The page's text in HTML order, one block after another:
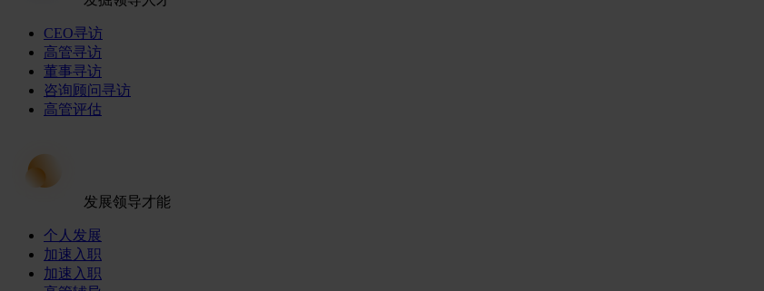
CEO寻访
高管寻访
董事寻访
咨询顾问寻访
高管评估
发展领导才能
个人发展
加速入职
加速入职